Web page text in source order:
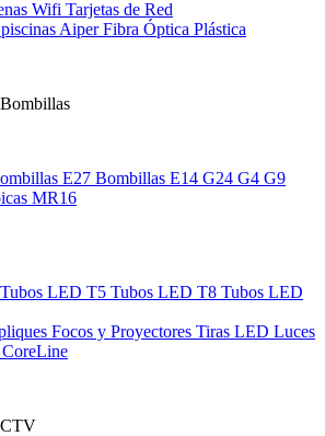
Wifi Tarjetas de Red
AiperFibra Óptica Plástica
Bombillas
E27 Bombillas E14 G24 G4 G9
MR16
Tubos LED T5 Tubos LED T8 Tubos LED
Focos y Proyectores Tiras LED Luces